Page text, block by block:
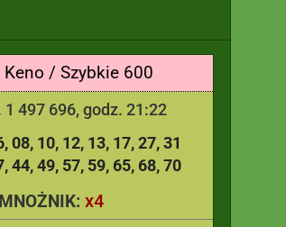
/ Szybkie 600
1 497 696, godz. 21:22
08 10 12 13 17 27 31
44 49 57 59 65 68 70
MNOŻNIK: x4